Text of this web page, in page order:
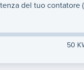
del tuo contatore
50